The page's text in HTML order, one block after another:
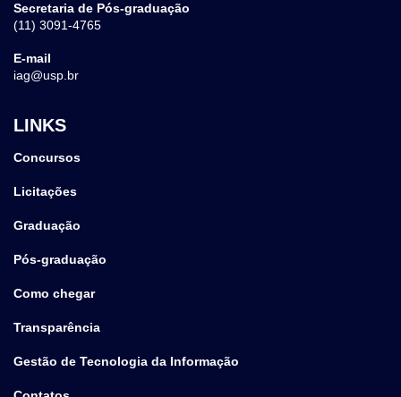
Secretaria de Pós-graduação
(11) 3091-4765
E-mail
iag@usp.br
LINKS
Concursos
Licitações
Graduação
Pós-graduação
Como chegar
Transparência
Gestão de Tecnologia da Informação